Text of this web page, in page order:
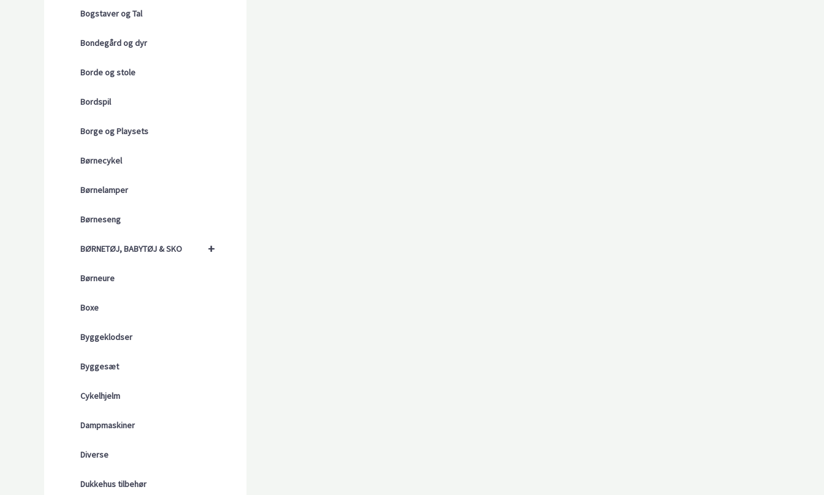
Bogstaver og Tal
Bondegård og dyr
Borde og stole
Bordspil
Borge og Playsets
Børnecykel
Børnelamper
Børneseng
+
BØRNETØJ, BABYTØJ & SKO
Børneure
Boxe
Byggeklodser
Byggesæt
Cykelhjelm
Dampmaskiner
Diverse
Dukkehus tilbehør